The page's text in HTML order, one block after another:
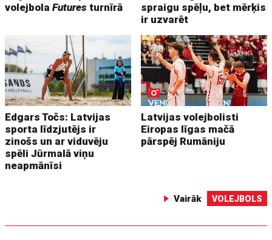
volejbolaFutures turnīrā
spraigu spēļu, bet mērķis
ir uzvarēt
Edgars Točs: Latvijas
sporta līdzjutējs ir
zinošs un ar viduvēju
spēli Jūrmalā viņu
neapmānīsi
Latvijas volejbolisti
Eiropas līgas mačā
pārspēj Rumāniju
Vairāk VOLEJBOLS